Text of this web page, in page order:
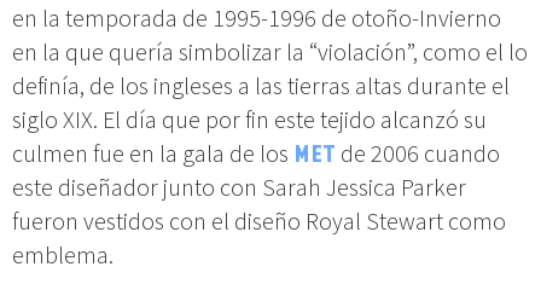
en la temporada de 1995-1996 de otoño-Invierno
en la que quería simbolizar la “violación”, como el lo
definía, de los ingleses a las tierras altas durante el
siglo XIX. El día que por fin este tejido alcanzó su
culmen fue en la gala de los MET de 2006 cuando
este diseñador junto con Sarah Jessica Parker
fueron vestidos con el diseño Royal Stewart como
emblema.